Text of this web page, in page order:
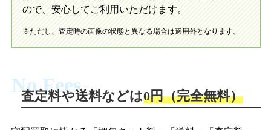
ので、安心してご利用いただけます。
※ただし、査定時の画像の状態と異なる場合は適用外となります。
No Fees
査定料や送料などは0円（完全無料）